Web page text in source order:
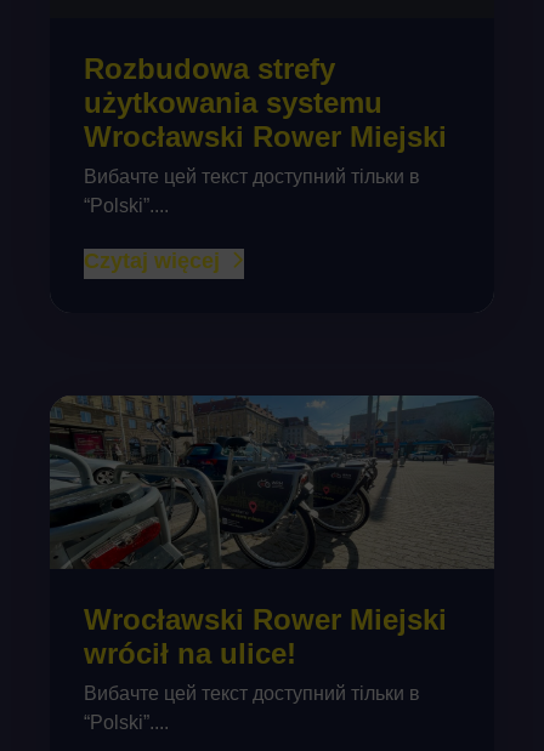
Rozbudowa strefy
użytkowania systemu
Wrocławski Rower Miejski
Вибачте цей текст доступний тільки в
“Polski”....
Czytaj więcej
Wrocławski Rower Miejski
wrócił na ulice!
Вибачте цей текст доступний тільки в
“Polski”....